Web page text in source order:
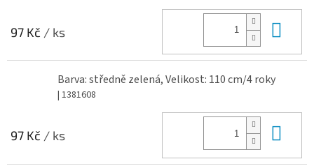
97 Kč / ks
Barva: středně zelená, Velikost: 110 cm/4 roky
| 1381608
97 Kč / ks